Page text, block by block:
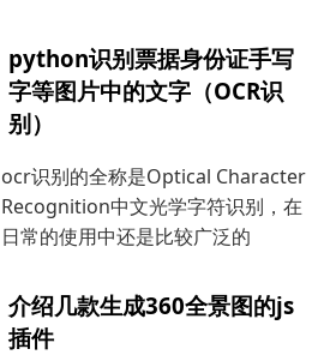
python识别票据身份证手写
字等图片中的文字（OCR识
别）
ocr识别的全称是Optical Character
Recognition中文光学字符识别，在
日常的使用中还是比较广泛的
介绍几款生成360全景图的js
插件